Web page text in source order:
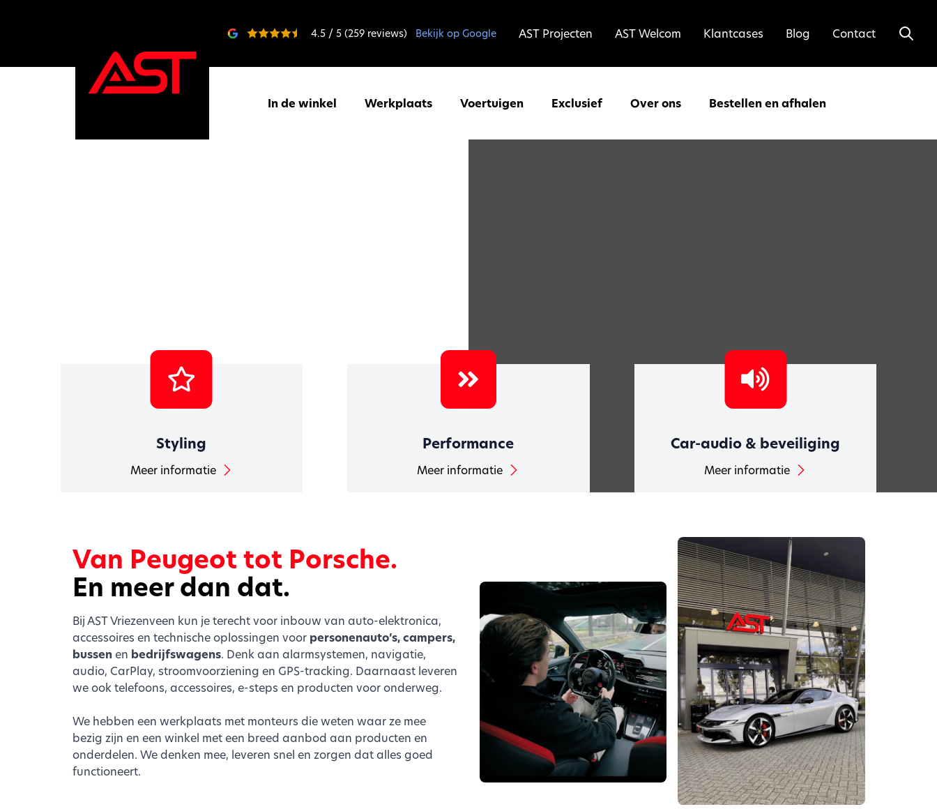
4.5 / 5 (259 reviews) Bekijk op Google AST Projecten AST Welcom Klantcases Blog Contact
In de winkel Werkplaats Voertuigen Exclusief Over ons Bestellen en afhalen
Styling
Meer informatie
Performance
Meer informatie
Car-audio & beveiliging
Meer informatie
Van Peugeot tot Porsche.
En meer dan dat.
Bij AST Vriezenveen kun je terecht voor inbouw van auto-elektronica,
accessoires en technische oplossingen voor personenauto’s, campers,
bussenen bedrijfswagens. Denk aan alarmsystemen, navigatie,
audio, CarPlay, stroomvoorziening en GPS-tracking. Daarnaast leveren
we ook telefoons, accessoires, e-steps en producten voor onderweg.
We hebben een werkplaats met monteurs die weten waar ze mee
bezig zijn en een winkel met een breed aanbod aan producten en
onderdelen. We denken mee, leveren snel en zorgen dat alles goed
functioneert.